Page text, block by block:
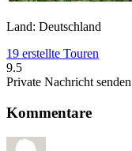
Land: Deutschland
19 erstellte Touren
9.5
Private Nachricht senden
Kommentare